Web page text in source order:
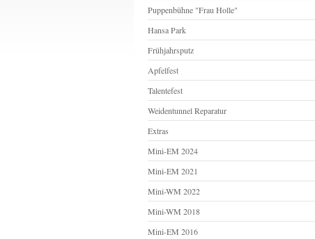
Puppenbühne "Frau Holle"
Hansa Park
Frühjahrsputz
Apfelfest
Talentefest
Weidentunnel Reparatur
Extras
Mini-EM 2024
Mini-EM 2021
Mini-WM 2022
Mini-WM 2018
Mini-EM 2016